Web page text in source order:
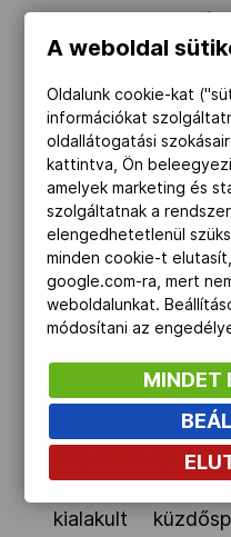
régióban a
Üzbegisztánba
egyetemi sambo
többet
székhely
hajlunk
szimpátiáját
kontinens
embere. Ezt
tartózkodása
látogatott el,
Emberi
Testnevelési
Külgazdasági és
Az orosz
kialakult
A weboldal
Oldalunk cookie-kat
információkat
oldallátogatási
kattintva, Ön
amelyek marketing és
szolgáltatnak a
elengedhetetlenül
minden cookie-t
google.com-ra, mert
weboldalunkat.
módosítani az
MINDET